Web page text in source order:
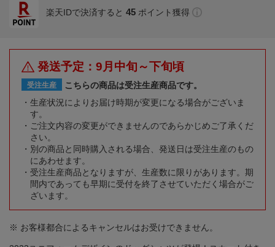
楽天IDで決済すると 45 ポイント獲得
発送予定：9月中旬～下旬頃
受注生産
こちらの商品は受注生産商品です。
生産状況によりお届け時期が変更になる場合がございま
す。
ご注文内容の変更ができませんのであらかじめご了承くだ
さい。
別の商品と同時購入される場合、発送日は受注生産のもの
にあわせます。
受注生産商品となりますが、生産数に限りがあります。期
間内であっても早期に受付を終了させていただく場合がご
ざいます。
※ お客様都合によるキャンセルはお受けできません。